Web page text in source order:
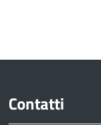
Contatti